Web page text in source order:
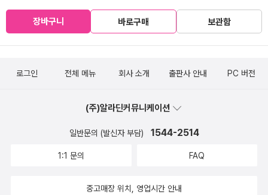
장바구니 바로구매 보관함
로그인 전체 메뉴 회사 소개 출판사 안내 PC 버전
(주)알라딘커뮤니케이션
일반문의 (발신자 부담) 1544-2514
1:1 문의 FAQ
중고매장 위치, 영업시간 안내